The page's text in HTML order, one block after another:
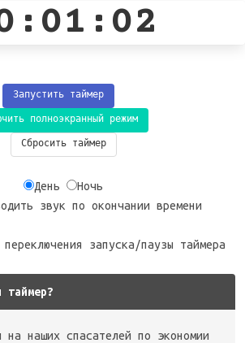
Запустить таймер
полноэкранный режим
Сбросить таймер
День
Ночь
звук по окончании времени
переключения запуска/паузы таймера
таймер?
на наших спасателей по экономии